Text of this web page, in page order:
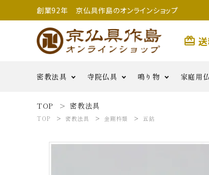
創業92年 京仏具作島のオンラインショップ
card_giftcard
密教法具
花・
寺院仏具
払子・如意・笏・手
茶湯
鳴り物
その他
家庭用
貨
TOP 密教法具
TOP 密教法具 金剛杵類 五鈷